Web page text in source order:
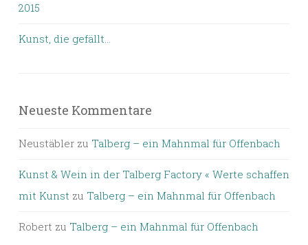
2015
Kunst, die gefällt…
Neueste Kommentare
Neustäbler zu Talberg – ein Mahnmal für Offenbach
Kunst & Wein in der Talberg Factory « Werte schaffen
mit Kunst zu Talberg – ein Mahnmal für Offenbach
Robert zu Talberg – ein Mahnmal für Offenbach